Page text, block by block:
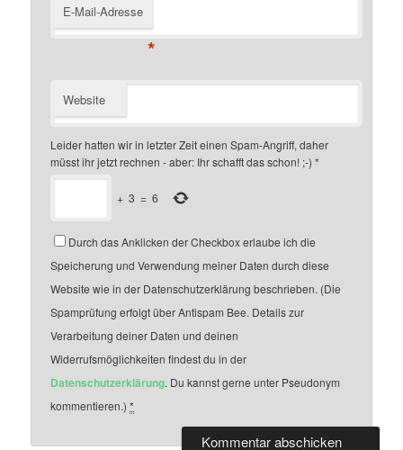
E-Mail-Adresse
*
Website
Leider hatten wir in letzter Zeit einen Spam-Angriff, daher
müsst ihr jetzt rechnen - aber: Ihr schafft das schon! ;-) *
+ 3 = 6
Durch das Anklicken der Checkbox erlaube ich die
Speicherung und Verwendung meiner Daten durch diese
Website wie in der Datenschutzerklärung beschrieben. (Die
Spamprüfung erfolgt über Antispam Bee. Details zur
Verarbeitung deiner Daten und deinen
Widerrufsmöglichkeiten findest du in der
Datenschutzerklärung. Du kannst gerne unter Pseudonym
kommentieren.)*